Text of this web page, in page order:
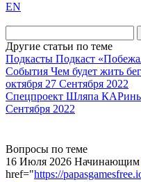
the
division
agent
watch
replica
showcases
substantial
areas.
replica
bvlgari
watches
EN
Другие статьи по теме
Подкасты Подкаст
События Чем будет жить
октября 27 Сентября 2022
Спецпроект Шляпа
Сентября 2022
Вопросы по теме
16 Июля 2026 Начинающим
href="https://